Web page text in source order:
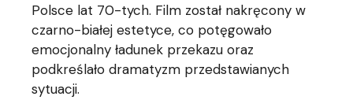
Polsce lat 70-tych. Film został nakręcony w
czarno-białej estetyce, co potęgowało
emocjonalny ładunek przekazu oraz
podkreślało dramatyzm przedstawianych
sytuacji.